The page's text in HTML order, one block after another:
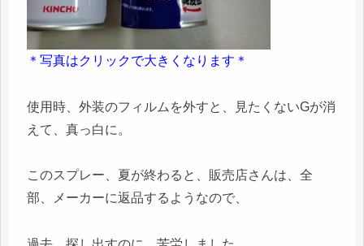
＊写真はクリックで大きくなります＊
使用時、外装のフィルムを外すと、見たくないGが消
えて、真っ白に。
このスプレー、夏が終わると、販売店さんは、全
部、メーカーに返品するようなので、